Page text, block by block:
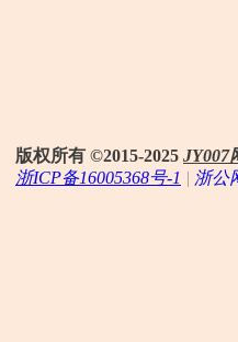
版权所有 ©2015-2025 JY007
浙ICP备16005368号-1 | 浙公